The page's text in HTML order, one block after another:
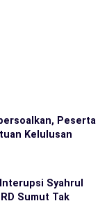
Peserta
Kelulusan
Syahrul
Sumut Tak